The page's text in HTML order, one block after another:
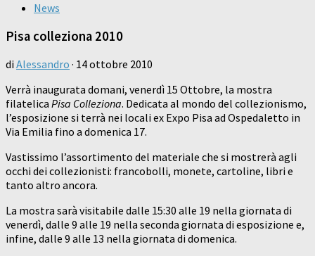
News
Pisa colleziona 2010
di Alessandro · 14 ottobre 2010
Verrà inaugurata domani, venerdì 15 Ottobre, la mostra
filatelica Pisa Colleziona. Dedicata al mondo del collezionismo,
l’esposizione si terrà nei locali ex Expo Pisa ad Ospedaletto in
Via Emilia fino a domenica 17.
Vastissimo l’assortimento del materiale che si mostrerà agli
occhi dei collezionisti: francobolli, monete, cartoline, libri e
tanto altro ancora.
La mostra sarà visitabile dalle 15:30 alle 19 nella giornata di
venerdì, dalle 9 alle 19 nella seconda giornata di esposizione e,
infine, dalle 9 alle 13 nella giornata di domenica.